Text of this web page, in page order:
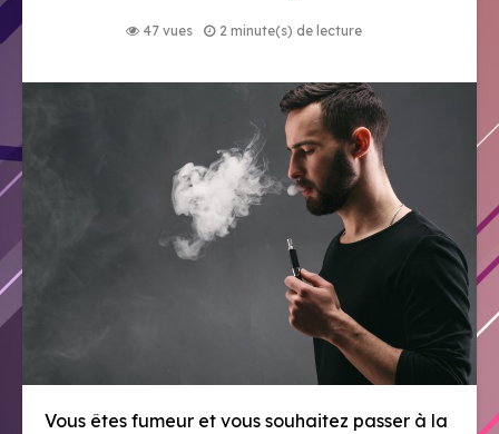
47 vues 2 minute(s) de lecture
Vous êtes fumeur et vous souhaitez passer à la